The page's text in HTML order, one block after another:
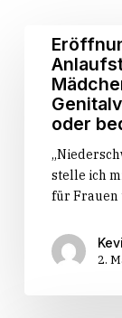
Eröffnung
einer
zentralen
Anlaufstelle
Mädchen,
betroffen
oder
stelle ich
für Frauen
2.